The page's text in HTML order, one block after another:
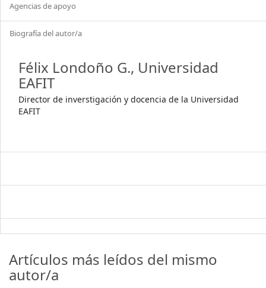
Agencias de apoyo
Biografía del autor/a
Félix Londoño G., Universidad
EAFIT
Director de inverstigación y docencia de la Universidad
EAFIT
Artículos más leídos del mismo
autor/a